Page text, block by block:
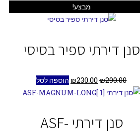
מבצע!
סנן דירתי ספיר בסיסי
₪290.00
₪230.00 הוספה לסל
סנן דירתי ASF-